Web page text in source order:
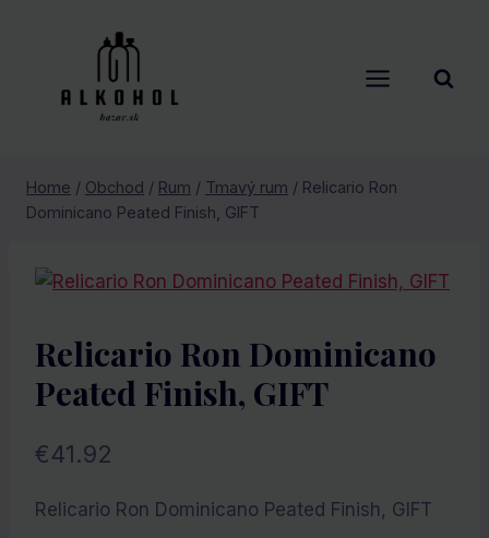
Home / Obchod / Rum / Tmavý rum / Relicario Ron
Dominicano Peated Finish, GIFT
Relicario Ron Dominicano
Peated Finish, GIFT
€41.92
Relicario Ron Dominicano Peated Finish, GIFT